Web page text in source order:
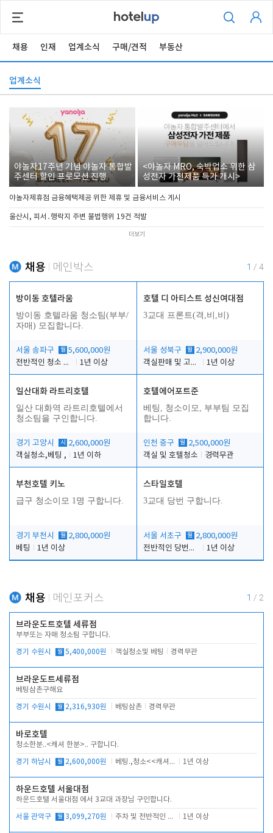
채용 인재 업계소식 구매/견적 부동산
업계소식
야놀자17주년 기념 야놀자 통합발
주센터 할인 프로모션 진행
<야놀자 MRO, 숙박업소 위한 삼
성전자 가전제품 특가 개시>
야놀자제휴점 금융혜택제공 위한 제휴 및 금융서비스 게시
울산시, 피서․행락지 주변 불법행위 19건 적발
더보기
채용 메인박스 1 / 4
방이동 호텔라움
방이동 호텔라움 청소팀(부부/
자매) 모집합니다.
서울 송파구 월 5,600,000원
전반적인 청소 업무(객실청소.객실정리)
1년 이상
호텔 디 아티스트 성신여대점
3교대 프론트(격,비,비)
서울 성북구 월 2,900,000원
객실판매 및 고객응대
1년 이상
일산대화 라트리호텔
일산 대화역 라트리호텔에서
청소팀을 구인합니다.
경기 고양시 시
2,600,000원
객실청소,베팅 ,
1년 이하
호텔에어포트준
베팅, 청소이모, 부부팀 모집
합니다.
인천 중구 월 2,500,000원
객실 및 호텔청소
경력무관
부천호텔 키노
급구 청소이모 1명 구합니다.
경기 부천시 월 2,800,000원
베팅
1년 이상
스타일호텔
3교대 당번 구합니다.
서울 서초구 월 2,800,000원
전반적인 당번업무
1년 이상
채용 메인포커스 1 / 2
브라운도트호텔 세류점
부부또는 자매 청소팀 구합니다.
경기 수원시 월 5,400,000원 객실청소및 베팅 경력무관
브라운도트세류점
베팅삼촌구해요
경기 수원시 월 2,316,930원 베팅삼촌 경력무관
바로호텔
청소한분..<캐셔 한분>.. 구합니다.
경기 하남시 월 2,600,000원 베팅.,청소<<캐셔 모셔봅니다. 1년 이상
하운드호텔 서울대점
하운드호텔 서울대점 에서 3교대 과장님 구인합니다.
서울 관악구 월 3,099,270원 주차 및 전반적인 당번업무 1년 이상